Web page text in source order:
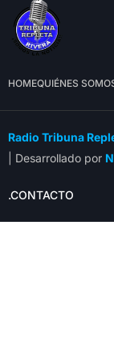
HOMEQUIÉNES
Radio Tribuna
| Desarrollado por
.CONTACTO